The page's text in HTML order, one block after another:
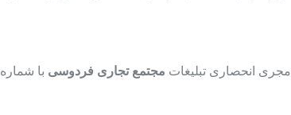
مجری انحصاری تبلیغات مجتمع تجاری فردوسی با شماره